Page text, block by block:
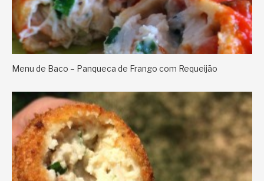
Menu de Baco – Panqueca de Frango com Requeijão